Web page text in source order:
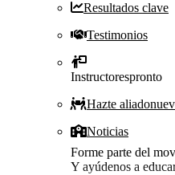
Resultados clave
Testimonios
Instructorespronto
Hazte aliado
Noticias
Forme parte del
Y ayúdenos a